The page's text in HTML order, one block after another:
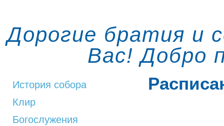
Дорогие братия и
Вас! Добро
История собора
Клир
Богослужения